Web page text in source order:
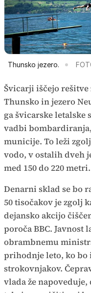
Thunsko jezero.
Švicarji iščejo rešitve
Thunsko in jezero
ga švicarske letalske
vadbi
municije. To leži
vodo, v ostalih dveh
med 150 do 220 metri.
Denarni sklad se bo
50 tisočakov je zgolj
dejansko akcijo
poroča BBC. Javnost
obrambnemu
prihodnje leto, ko bo
strokovnjakov.
vlada že